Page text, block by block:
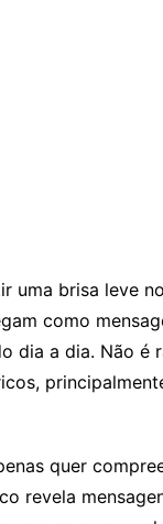
uma brisa leve
como
dia a dia. Não é
quer
revela